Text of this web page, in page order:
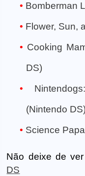
Bomberman
Flower, Sun,
Cooking
DS)
(Nintendo DS)
Science
Não deixe de
DS